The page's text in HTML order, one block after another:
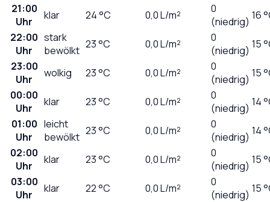
21:00
Uhr
klar 24°C 0,0L/m²
0
(niedrig) 16
22:00
Uhr
stark
bewölkt 23°C 0,0L/m²
0
(niedrig) 15
23:00
Uhr
wolkig 23°C 0,0L/m²
0
(niedrig) 15
00:00
Uhr
klar 23°C 0,0L/m²
0
(niedrig) 14
01:00
Uhr
leicht
bewölkt 23°C 0,0L/m²
0
(niedrig) 14
02:00
Uhr
klar 23°C 0,0L/m²
0
(niedrig) 15
03:00
Uhr
klar 22°C 0,0L/m²
0
(niedrig) 15